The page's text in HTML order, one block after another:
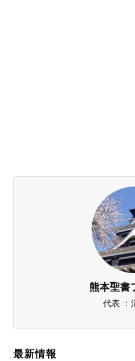
熊本聖書
代表 ：
最新情報